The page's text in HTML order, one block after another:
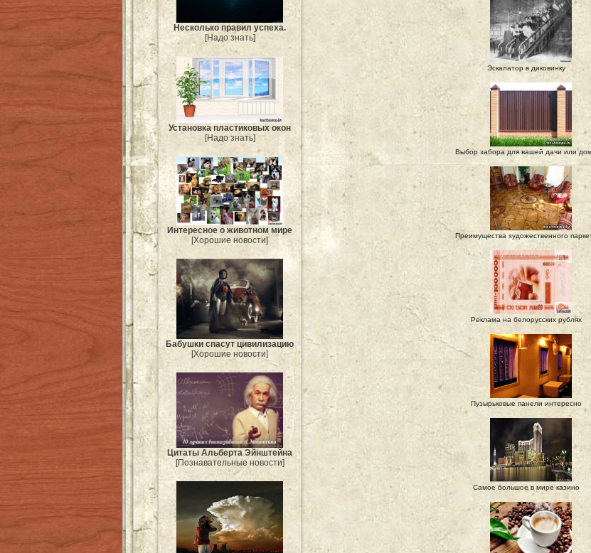
Несколько правил успеха.
[Надо знать]
Установка пластиковых окон
[Надо знать]
Интересное о животном мире
[Хорошие новости]
Бабушки спасут цивилизацию
[Хорошие новости]
Цитаты Альберта Эйнштейна
[Познавательные новости]
Эскалатор в диковинку
Выбор забора для вашей дачи или
Преимущества художественного
Реклама на белорусских рублях
Пузырьковые панели интересно
Самое большое в мире казино